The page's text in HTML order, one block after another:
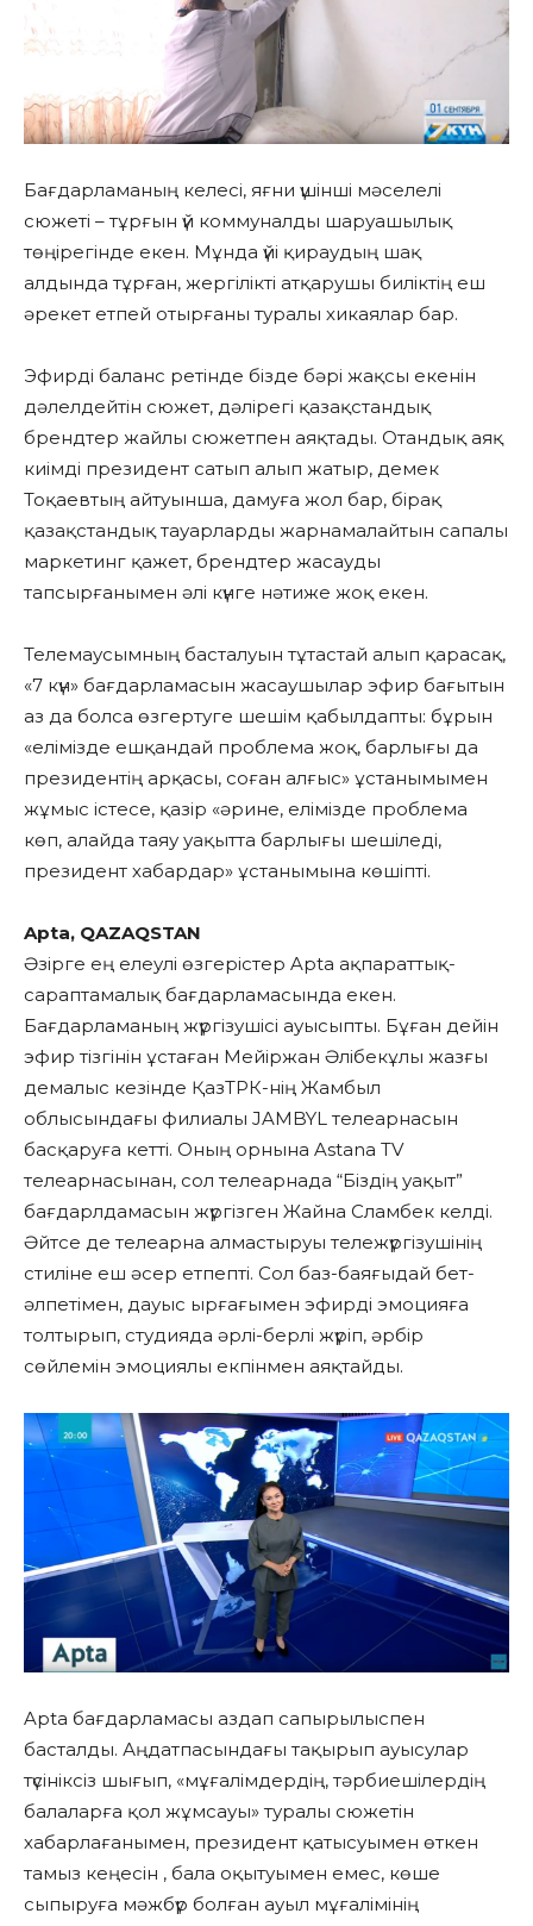
Бағдарламаның келесі, яғни үшінші мәселелі
сюжеті – тұрғын үй коммуналды шаруашылық
төңірегінде екен. Мұнда үйі қираудың шақ
алдында тұрған, жергілікті атқарушы биліктің еш
әрекет етпей отырғаны туралы хикаялар бар.
Эфирді баланс ретінде бізде бәрі жақсы екенін
дәлелдейтін сюжет, дәлірегі қазақстандық
брендтер жайлы сюжетпен аяқтады. Отандық аяқ
киімді президент сатып алып жатыр, демек
Тоқаевтың айтуынша, дамуға жол бар, бірақ
қазақстандық тауарларды жарнамалайтын сапалы
маркетинг қажет, брендтер жасауды
тапсырғанымен әлі күнге нәтиже жоқ екен.
Телемаусымның басталуын тұтастай алып қарасақ,
«7 күн» бағдарламасын жасаушылар эфир бағытын
аз да болса өзгертуге шешім қабылдапты: бұрын
«елімізде ешқандай проблема жоқ, барлығы да
президентің арқасы, соған алғыс» ұстанымымен
жұмыс істесе, қазір «әрине, елімізде проблема
көп, алайда таяу уақытта барлығы шешіледі,
президент хабардар» ұстанымына көшіпті.
Apta, QAZAQSTAN
Әзірге ең елеулі өзгерістер Apta ақпараттық-
сараптамалық бағдарламасында екен.
Бағдарламаның жүргізушісі ауысыпты. Бұған дейін
эфир тізгінін ұстаған Мейіржан Әлібекұлы жазғы
демалыс кезінде ҚазТРК-нің Жамбыл
облысындағы филиалы JAMBYL телеарнасын
басқаруға кетті. Оның орнына Astana TV
телеарнасынан, сол телеарнада “Біздің уақыт”
бағдарлдамасын жүргізген Жайна Сламбек келді.
Әйтсе де телеарна алмастыруы тележүргізушінің
стиліне еш әсер етпепті. Сол баз-баяғыдай бет-
әлпетімен, дауыс ырғағымен эфирді эмоцияға
толтырып, студияда әрлі-берлі жүріп, әрбір
сөйлемін эмоциялы екпінмен аяқтайды.
Apta бағдарламасы аздап сапырылыспен
басталды. Аңдатпасындағы тақырып ауысулар
түсініксіз шығып, «мұғалімдердің, тәрбиешілердің
балаларға қол жұмсауы» туралы сюжетін
хабарлағанымен, президент қатысуымен өткен
тамыз кеңесін , бала оқытуымен емес, көше
сыпыруға мәжбүр болған ауыл мұғалімінің